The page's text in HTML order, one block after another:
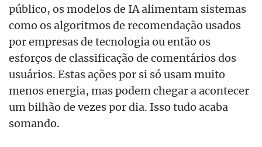
público, os modelos de IA alimentam sistemas
como os algoritmos de recomendação usados
por empresas de tecnologia ou então os
esforços de classificação de comentários dos
usuários. Estas ações por si só usam muito
menos energia, mas podem chegar a acontecer
um bilhão de vezes por dia. Isso tudo acaba
somando.